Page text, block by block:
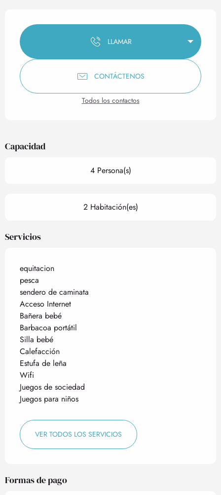
Horarios y datos de
LLAMAR
CONTÁCTENOS
Todos los contactos
Capacidad
4 Persona(s)
2 Habitación(es)
Servicios
equitacion
pesca
sendero de caminata
Acceso Internet
Bañera bebé
Barbacoa portátil
Silla bebé
Calefacción
Estufa de leña
Wifi
Juegos de sociedad
Juegos para niños
VER TODOS LOS SERVICIOS
Formas de pago